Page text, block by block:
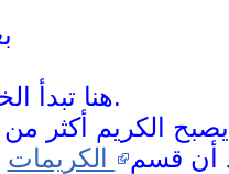
هنا تبدأ الخطوة التي ينتظرها الجميع: الكريم.
يصبح الكريم
أن قسم
الكريمات